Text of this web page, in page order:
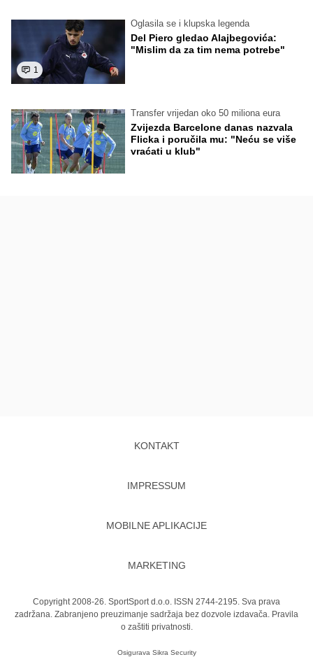
1
Oglasila se i klupska legenda
Del Piero gledao Alajbegovića:
"Mislim da za tim nema potrebe"
Transfer vrijedan oko 50 miliona eura
Zvijezda Barcelone danas nazvala
Flicka i poručila mu: "Neću se više
vraćati u klub"
KONTAKT
IMPRESSUM
MOBILNE APLIKACIJE
MARKETING
Copyright 2008-26. SportSport d.o.o. ISSN 2744-2195. Sva prava
zadržana. Zabranjeno preuzimanje sadržaja bez dozvole izdavača. Pravila
o zaštiti privatnosti.
Osigurava Sikra Security